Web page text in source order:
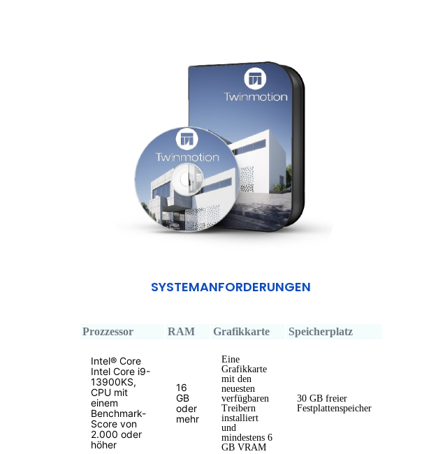
SYSTEMANFORDERUNGEN
Prozzessor RAM Grafikkarte Speicherplatz
Intel® Core
Intel Core i9-
13900KS,
CPU mit
einem
Benchmark-
Score von
2.000 oder
höher
16
GB
oder
mehr
Eine
Grafikkarte
mit den
neuesten
verfügbaren
Treibern
installiert
und
mindestens 6
GB VRAM
30 GB freier
Festplattenspeicher